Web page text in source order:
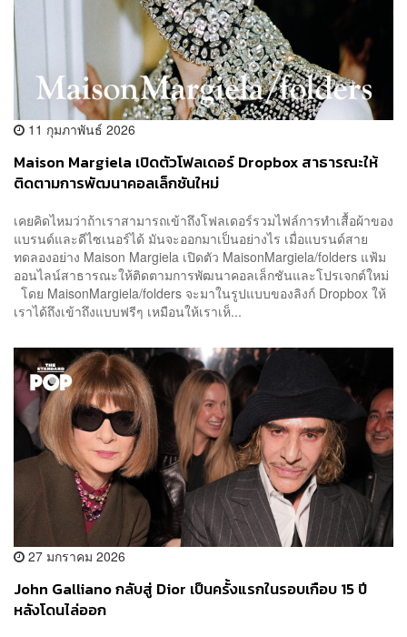
11 กุมภาพันธ์ 2026
Maison Margiela เปิดตัวโฟลเดอร์ Dropbox สาธารณะให้
ติดตามการพัฒนาคอลเล็กชันใหม่
เคยคิดไหมว่าถ้าเราสามารถเข้าถึงโฟลเดอร์รวมไฟล์การทำเสื้อผ้าของ
แบรนด์และดีไซเนอร์ได้ มันจะออกมาเป็นอย่างไร เมื่อแบรนด์สาย
ทดลองอย่าง Maison Margiela เปิดตัว MaisonMargiela/folders แฟ้ม
ออนไลน์สาธารณะให้ติดตามการพัฒนาคอลเล็กชันและโปรเจกต์ใหม่
โดย MaisonMargiela/folders จะมาในรูปแบบของลิงก์ Dropbox ให้
เราได้ถึงเข้าถึงแบบฟรีๆ เหมือนให้เราเห็...
27 มกราคม 2026
John Galliano กลับสู่ Dior เป็นครั้งแรกในรอบเกือบ 15 ปี
หลังโดนไล่ออก